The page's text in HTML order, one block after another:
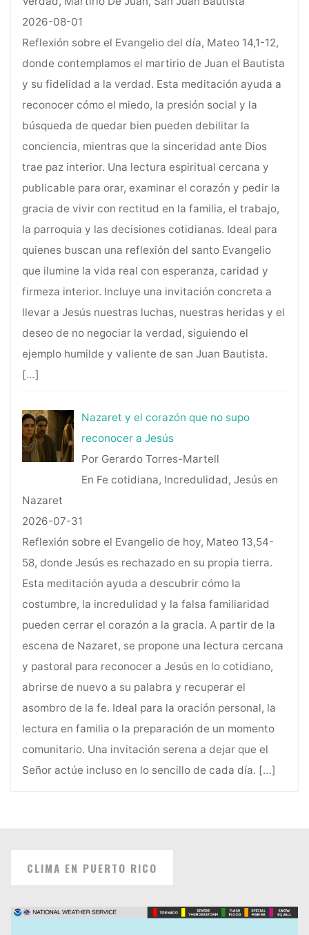
2026-08-01
Reflexión sobre el Evangelio del día, Mateo 14,1-12,
donde contemplamos el martirio de Juan el Bautista
y su fidelidad a la verdad. Esta meditación ayuda a
reconocer cómo el miedo, la presión social y la
búsqueda de quedar bien pueden debilitar la
conciencia, mientras que la sinceridad ante Dios
trae paz interior. Una lectura espiritual cercana y
publicable para orar, examinar el corazón y pedir la
gracia de vivir con rectitud en la familia, el trabajo,
la parroquia y las decisiones cotidianas. Ideal para
quienes buscan una reflexión del santo Evangelio
que ilumine la vida real con esperanza, caridad y
firmeza interior. Incluye una invitación concreta a
llevar a Jesús nuestras luchas, nuestras heridas y el
deseo de no negociar la verdad, siguiendo el
ejemplo humilde y valiente de san Juan Bautista.
[…]
Nazaret y el corazón que no supo
reconocer a Jesús
Por Gerardo Torres-Martell
En Fe cotidiana, Incredulidad, Jesús en
Nazaret
2026-07-31
Reflexión sobre el Evangelio de hoy, Mateo 13,54-
58, donde Jesús es rechazado en su propia tierra.
Esta meditación ayuda a descubrir cómo la
costumbre, la incredulidad y la falsa familiaridad
pueden cerrar el corazón a la gracia. A partir de la
escena de Nazaret, se propone una lectura cercana
y pastoral para reconocer a Jesús en lo cotidiano,
abrirse de nuevo a su palabra y recuperar el
asombro de la fe. Ideal para la oración personal, la
lectura en familia o la preparación de un momento
comunitario. Una invitación serena a dejar que el
Señor actúe incluso en lo sencillo de cada día. […]
CLIMA EN PUERTO RICO